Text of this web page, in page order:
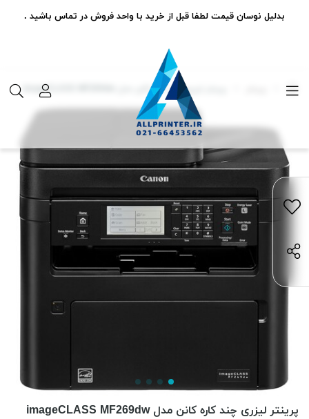
پرینتر لیزری چند کاره کانن مدل imageCLASS MF269dw
پرینتر لیزری چند کاره کانن مدل imageCLASS MF269dw
بدلیل نوسان قیمت لطفا قبل از خرید با واحد فروش در تماس باشید .